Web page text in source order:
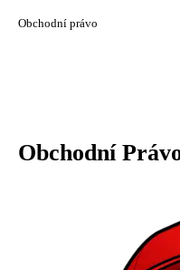
Obchodní právo
Obchodní